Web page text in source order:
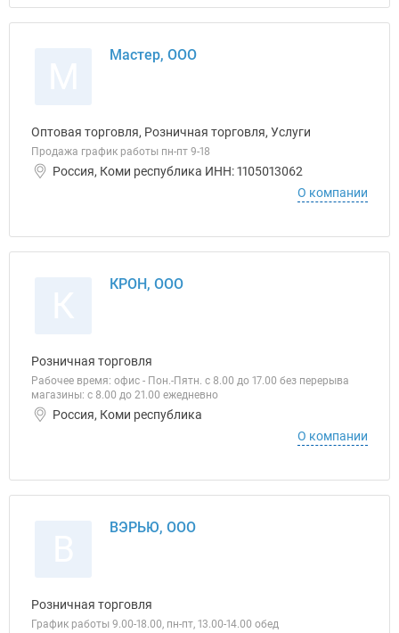
Мастер, ООО
Оптовая торговля, Розничная торговля, Услуги
Продажа график работы пн-пт 9-18
Россия, Коми республика ИНН: 1105013062
О компании
КРОН, ООО
Розничная торговля
Рабочее время: офис - Пон.-Пятн. с 8.00 до 17.00 без перерыва
магазины: с 8.00 до 21.00 ежедневно
Россия, Коми республика
О компании
ВЭРЬЮ, ООО
Розничная торговля
График работы 9.00-18.00, пн-пт, 13.00-14.00 обед